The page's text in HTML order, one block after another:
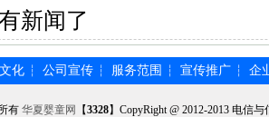
新闻了
化 ┆ 公司宣传 ┆ 服务范围 ┆ 宣传推广 ┆ 企
有 华夏婴童网 【3328】CopyRight @ 2012-2013 电信